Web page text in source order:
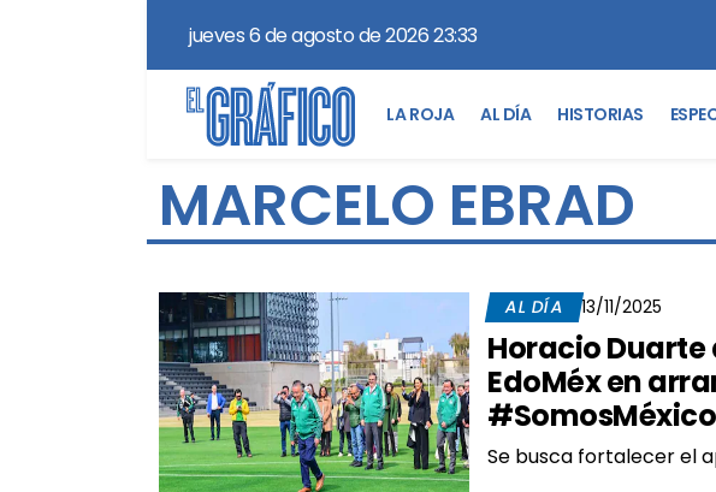
jueves 6 de agosto de 2026 23:33
LA ROJA AL DÍA HISTORIAS
MARCELO EBRAD
AL DÍA 13/11/2025
Horacio
EdoMéx en
Se busca fortalecer el